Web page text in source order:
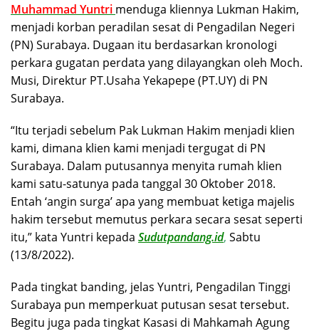
Muhammad Yuntri menduga kliennya Lukman Hakim,
menjadi korban peradilan sesat di Pengadilan Negeri
(PN) Surabaya. Dugaan itu berdasarkan kronologi
perkara gugatan perdata yang dilayangkan oleh Moch.
Musi, Direktur PT.Usaha Yekapepe (PT.UY) di PN
Surabaya.
“Itu terjadi sebelum Pak Lukman Hakim menjadi klien
kami, dimana klien kami menjadi tergugat di PN
Surabaya. Dalam putusannya menyita rumah klien
kami satu-satunya pada tanggal 30 Oktober 2018.
Entah ‘angin surga’ apa yang membuat ketiga majelis
hakim tersebut memutus perkara secara sesat seperti
itu,” kata Yuntri kepada Sudutpandang.id, Sabtu
(13/8/2022).
Pada tingkat banding, jelas Yuntri, Pengadilan Tinggi
Surabaya pun memperkuat putusan sesat tersebut.
Begitu juga pada tingkat Kasasi di Mahkamah Agung